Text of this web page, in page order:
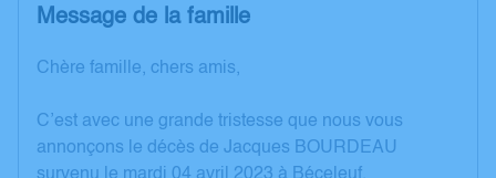
Message de la famille
Chère famille, chers amis,
C’est avec une grande tristesse que nous vous
annonçons le décès de Jacques BOURDEAU